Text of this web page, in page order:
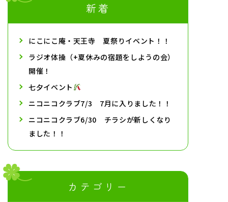
新着
にこにこ庵・天王寺 夏祭りイベント！！
ラジオ体操（+夏休みの宿題をしようの会）
開催！
七夕イベント
ニコニコクラブ7/3 7月に入りました！！
ニコニコクラブ6/30 チラシが新しくなり
ました！！
カテゴリー